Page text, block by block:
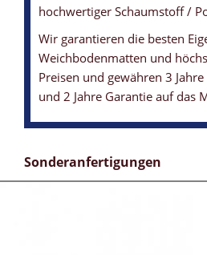
hochwertiger Schaumstoff /
Wir garantieren die besten
Weichbodenmatten und
Preisen und gewähren 3
und 2 Jahre Garantie auf das
Sonderanfertigungen